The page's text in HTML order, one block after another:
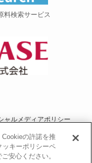
料検索サービス
ャルメディアポリシー
あたって
お問い合わせ
プサイト
の許諾を推
ッキーポリシーペ
安心ください。